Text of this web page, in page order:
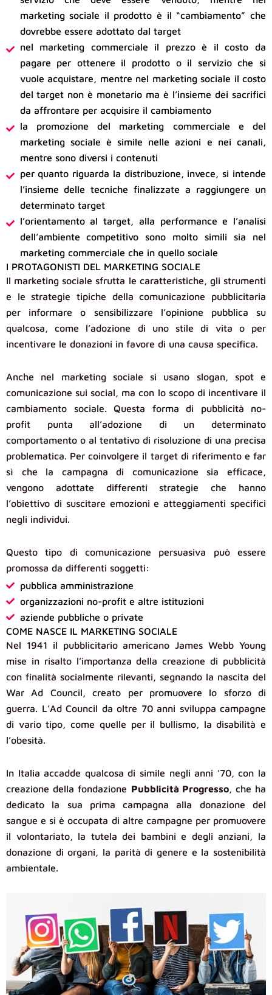
marketing sociale il prodotto è il “cambiamento” che
dovrebbe essere adottato dal target
nel marketing commerciale il prezzo è il costo da
pagare per ottenere il prodotto o il servizio che si
vuole acquistare, mentre nel marketing sociale il costo
del target non è monetario ma è l’insieme dei sacrifici
da affrontare per acquisire il cambiamento
la promozione del marketing commerciale e del
marketing sociale è simile nelle azioni e nei canali,
mentre sono diversi i contenuti
per quanto riguarda la distribuzione, invece, si intende
l’insieme delle tecniche finalizzate a raggiungere un
determinato target
l’orientamento al target, alla performance e l’analisi
dell’ambiente competitivo sono molto simili sia nel
marketing commerciale che in quello sociale
I PROTAGONISTI DEL MARKETING SOCIALE
Il marketing sociale sfrutta le caratteristiche, gli strumenti
e le strategie tipiche della comunicazione pubblicitaria
per informare o sensibilizzare l’opinione pubblica su
qualcosa, come l’adozione di uno stile di vita o per
incentivare le donazioni in favore di una causa specifica.
Anche nel marketing sociale si usano slogan, spot e
comunicazione sui social, ma con lo scopo di incentivare il
cambiamento sociale. Questa forma di pubblicità no-
profit punta all’adozione di un determinato
comportamento o al tentativo di risoluzione di una precisa
problematica. Per coinvolgere il target di riferimento e far
sì che la campagna di comunicazione sia efficace,
vengono adottate differenti strategie che hanno
l’obiettivo di suscitare emozioni e atteggiamenti specifici
negli individui.
Questo tipo di comunicazione persuasiva può essere
promossa da differenti soggetti:
pubblica amministrazione
organizzazioni no-profit e altre istituzioni
aziende pubbliche o private
COME NASCE IL MARKETING SOCIALE
Nel 1941 il pubblicitario americano James Webb Young
mise in risalto l’importanza della creazione di pubblicità
con finalità socialmente rilevanti, segnando la nascita del
War Ad Council, creato per promuovere lo sforzo di
guerra. L’Ad Council da oltre 70 anni sviluppa campagne
di vario tipo, come quelle per il bullismo, la disabilità e
l’obesità.
In Italia accadde qualcosa di simile negli anni ’70, con la
creazione della fondazione Pubblicità Progresso, che ha
dedicato la sua prima campagna alla donazione del
sangue e si è occupata di altre campagne per promuovere
il volontariato, la tutela dei bambini e degli anziani, la
donazione di organi, la parità di genere e la sostenibilità
ambientale.